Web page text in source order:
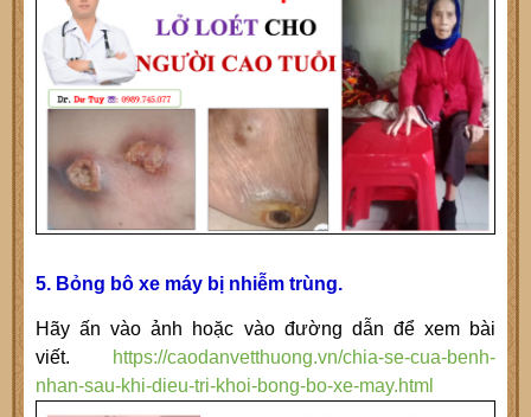
5. Bỏng bô xe máy bị nhiễm trùng.
Hãy ấn vào ảnh hoặc vào đường dẫn để xem bài
viết.
https://caodanvetthuong.vn/chia-se-cua-benh-
nhan-sau-khi-dieu-tri-khoi-bong-bo-xe-may.html